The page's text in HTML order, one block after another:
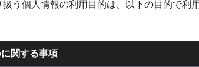
う個人情報の利用目的は、以下の目的で利
関する事項